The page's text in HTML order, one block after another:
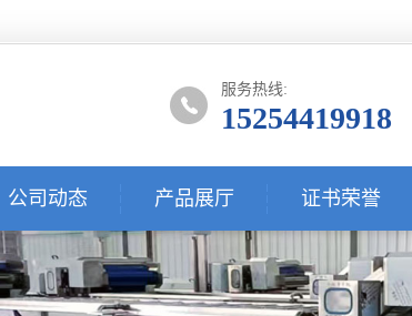
服务热线:
15254419918
公司动态 产品展厅 证书荣誉